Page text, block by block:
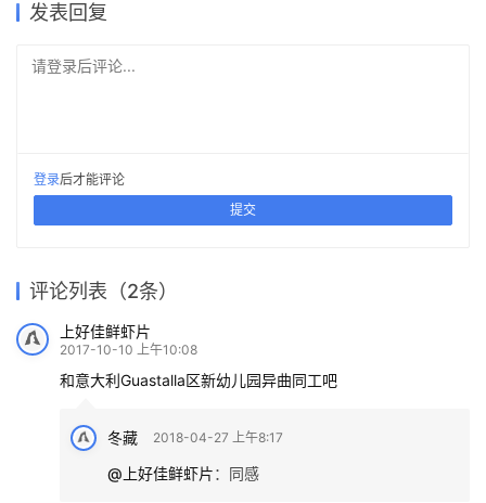
发表回复
请登录后评论...
登录后才能评论
提交
评论列表（2条）
上好佳鲜虾片
2017-10-10 上午10:08
和意大利Guastalla区新幼儿园异曲同工吧
冬藏 2018-04-27 上午8:17
@上好佳鲜虾片： 同感